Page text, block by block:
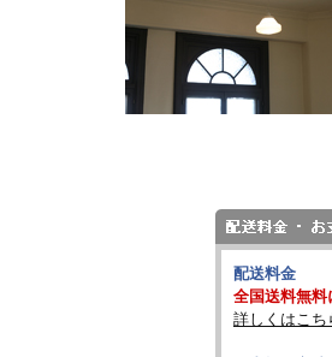
配送料金
全国送料無料
詳しくはこち